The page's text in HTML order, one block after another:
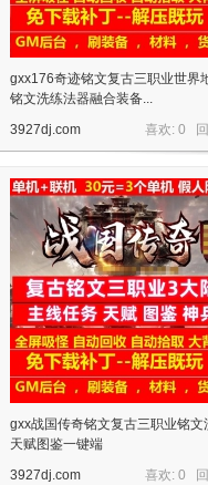
gxx176奇迹铭文复古三职业世界
铭文洗练法器融合装备...
喜欢: 0
3927dj.com
gxx战国传奇铭文复古三职业铭文
天赋图鉴一键端
喜欢: 0
3927dj.com